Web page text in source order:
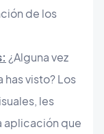
de los
¿Alguna vez
visto? Los
les
aplicación que